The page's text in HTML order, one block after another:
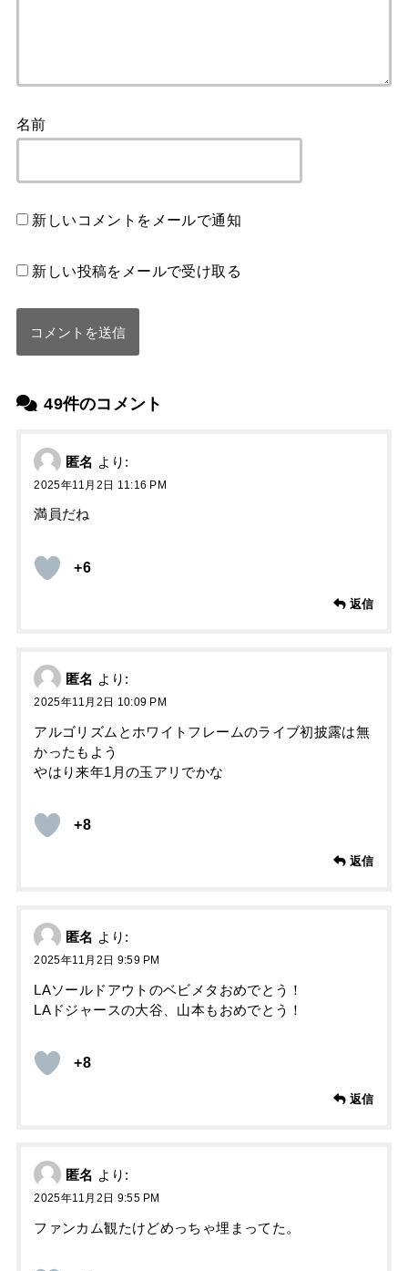
49件のコメント
匿名 より:
2025年11月2日 11:16 PM
満員だね
+6
返信
匿名 より:
2025年11月2日 10:09 PM
アルゴリズムとホワイトフレームのライブ初披露は無
かったもよう
やはり来年1月の玉アリでかな
+8
返信
匿名 より:
2025年11月2日 9:59 PM
LAソールドアウトのベビメタおめでとう！
LAドジャースの大谷、山本もおめでとう！
+8
返信
匿名 より:
2025年11月2日 9:55 PM
ファンカム観たけどめっちゃ埋まってた。
名前
新しいコメントをメールで通知
新しい投稿をメールで受け取る